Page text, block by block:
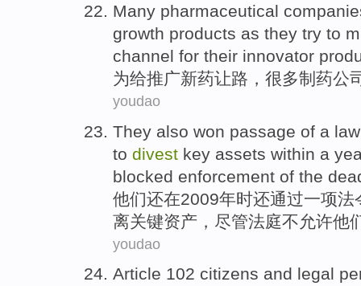
Many pharmaceutical
growth products as they try to
channel for their innovator
为给推广新药让路， 很多制药公
youdao
They also won passage of a law
to divest key assets within a
blocked enforcement of the
他们还在2009年时还通过一项法
离关键资产 ， 尽管法庭不允许他
youdao
Article 102 citizens and legal